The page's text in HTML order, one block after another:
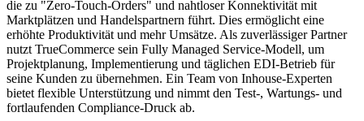
die zu "Zero-Touch-Orders" und nahtloser Konnektivität mit
Marktplätzen und Handelspartnern führt. Dies ermöglicht eine
erhöhte Produktivität und mehr Umsätze. Als zuverlässiger Partner
nutzt TrueCommerce sein Fully Managed Service-Modell, um
Projektplanung, Implementierung und täglichen EDI-Betrieb für
seine Kunden zu übernehmen. Ein Team von Inhouse-Experten
bietet flexible Unterstützung und nimmt den Test-, Wartungs- und
fortlaufenden Compliance-Druck ab.